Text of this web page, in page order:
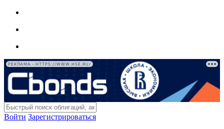
РЕКЛАМА • HTTPS://WWW.HSE.RU/
Войти Зарегистрироваться